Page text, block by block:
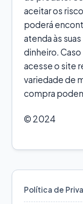
aceitar os
poderá
atenda às
dinheiro.
acesse o site
variedade de
compra
© 2024
Política de